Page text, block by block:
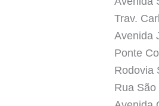
Trav.
Avenida
Ponte
Rodovia
Rua